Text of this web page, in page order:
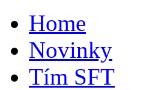
Home
Novinky
Tím SFT